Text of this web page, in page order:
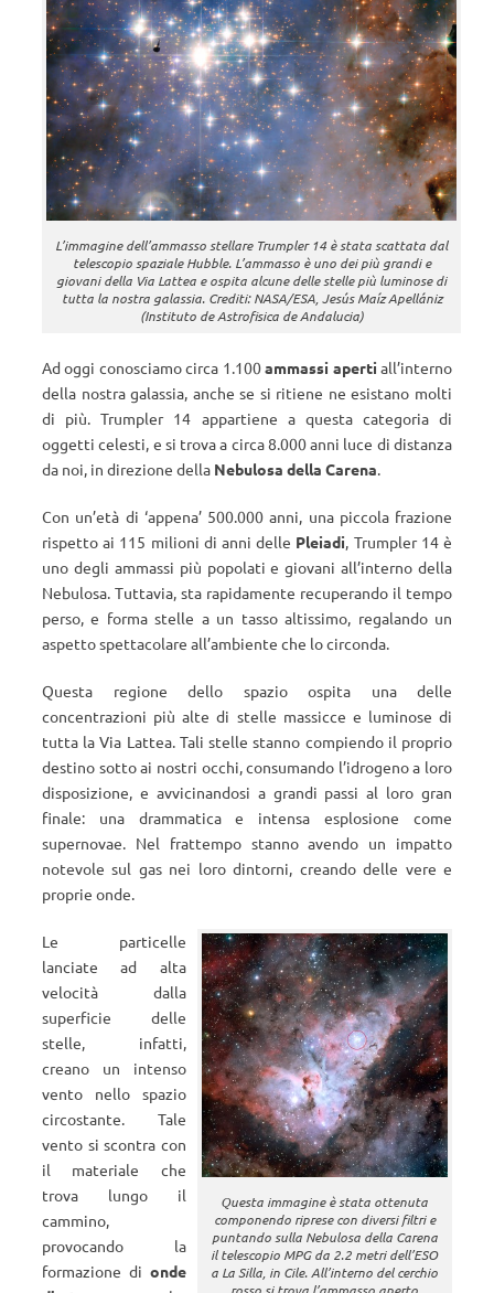
L’immagine dell’ammasso stellare Trumpler 14 è stata scattata dal
telescopio spaziale Hubble. L’ammasso è uno dei più grandi e
giovani della Via Lattea e ospita alcune delle stelle più luminose di
tutta la nostra galassia. Crediti: NASA/ESA, Jesús Maíz Apellániz
(Instituto de Astrofisica de Andalucia)
Ad oggi conosciamo circa 1.100ammassi aperti all’interno
della nostra galassia, anche se si ritiene ne esistano molti
di più. Trumpler 14 appartiene a questa categoria di
oggetti celesti, e si trova a circa 8.000 anni luce di distanza
da noi, in direzione della Nebulosa della Carena.
Con un’età di ‘appena’ 500.000 anni, una piccola frazione
rispetto ai 115 milioni di anni delle Pleiadi, Trumpler 14 è
uno degli ammassi più popolati e giovani all’interno della
Nebulosa. Tuttavia, sta rapidamente recuperando il tempo
perso, e forma stelle a un tasso altissimo, regalando un
aspetto spettacolare all’ambiente che lo circonda.
Questa regione dello spazio ospita una delle
concentrazioni più alte di stelle massicce e luminose di
tutta la Via Lattea. Tali stelle stanno compiendo il proprio
destino sotto ai nostri occhi, consumando l’idrogeno a loro
disposizione, e avvicinandosi a grandi passi al loro gran
finale: una drammatica e intensa esplosione come
supernovae. Nel frattempo stanno avendo un impatto
notevole sul gas nei loro dintorni, creando delle vere e
proprie onde.
Questa immagine è stata ottenuta
componendo riprese con diversi filtri e
puntando sulla Nebulosa della Carena
il telescopio MPG da 2.2 metri dell’ESO
a La Silla, in Cile. All’interno del cerchio
Le particelle
lanciate ad alta
velocità dalla
superficie delle
stelle, infatti,
creano un intenso
vento nello spazio
circostante. Tale
vento si scontra con
il materiale che
trova lungo il
cammino,
provocando la
formazione di onde